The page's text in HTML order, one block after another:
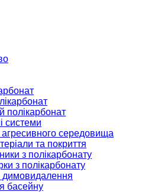
полікарбонат
системи
середовища
та покриття
з полікарбонату
з полікарбонату
димовидалення
басейну